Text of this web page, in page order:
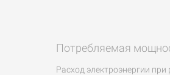
Потребляемая
Расход электроэнергии